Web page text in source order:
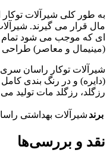
به طور کلی شیرآلات
مال قرار می گیرند.
ای که موجب می شود تمام
(مینیمال و معاصر)
شیرآلات توکار راسان
(دایره) و در رنگ بندی
رزگلد، رزگلد مات تولید
برند شیرآلات بهداشتی
نقد و بررسی‌ها